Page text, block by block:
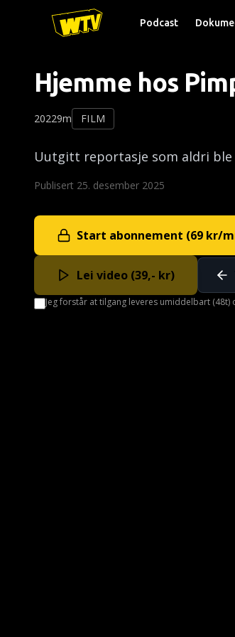
Podcast
Hjemme hos
20229m FILM
Uutgitt reportasje som aldri
Publisert 25. desember 2025
Start abonnement (69 kr/
Lei video (39,- kr)
Jeg forstår at tilgang leveres umiddelbart (48t)